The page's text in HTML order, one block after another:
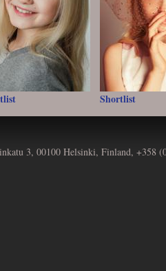
Shortlist
3, 00100 Helsinki, Finland, +358